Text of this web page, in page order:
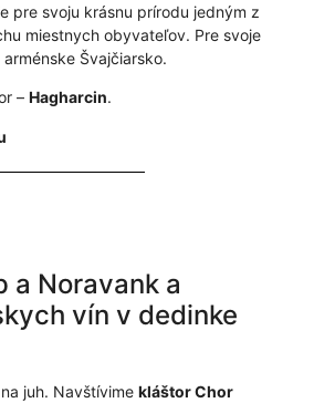
pre svoju krásnu prírodu jedným z
miestnych obyvateľov. Pre svoje
Švajčiarsko.
– Hagharcin.
a Noravank a
vín v dedinke
juh. Navštívime kláštor Chor